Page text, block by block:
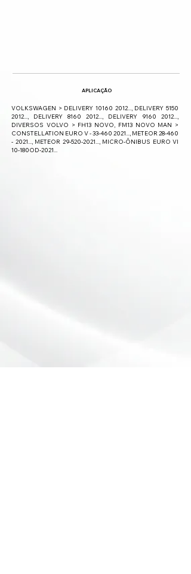
APLICAÇÃO
VOLKSWAGEN > DELIVERY 10160 2012..., DELIVERY5150
2012..., DELIVERY 8160 2012..., DELIVERY 9160 2012...,
DIVERSOS VOLVO > FH13 NOVO, FM13 NOVO MAN >
CONSTELLATION EURO V -33-460 2021..., METEOR28-460
- 2021..., METEOR 29-520-2021..., MICRO-ÔNIBUS EURO VI
10-180OD-2021...